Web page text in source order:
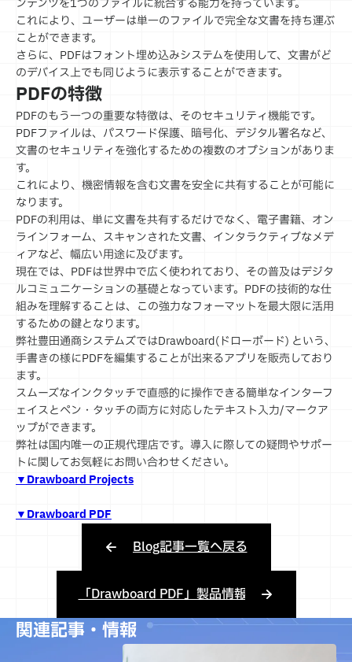
ンテンツを1つのファイルに統合する能力を持っています。
これにより、ユーザーは単一のファイルで完全な文書を持ち運ぶ
ことができます。
さらに、PDFはフォント埋め込みシステムを使用して、文書がど
のデバイス上でも同じように表示することができます。
PDFの特徴
PDFのもう一つの重要な特徴は、そのセキュリティ機能です。
PDFファイルは、パスワード保護、暗号化、デジタル署名など、
文書のセキュリティを強化するための複数のオプションがありま
す。
これにより、機密情報を含む文書を安全に共有することが可能に
なります。
PDFの利用は、単に文書を共有するだけでなく、電子書籍、オン
ラインフォーム、スキャンされた文書、インタラクティブなメデ
ィアなど、幅広い用途に及びます。
現在では、PDFは世界中で広く使われており、その普及はデジタ
ルコミュニケーションの基礎となっています。PDFの技術的な仕
組みを理解することは、この強力なフォーマットを最大限に活用
するための鍵となります。
弊社豊田通商システムズではDrawboard(ドローボード) という、
手書きの様にPDFを編集することが出来るアプリを販売しており
ます。
スムーズなインクタッチで直感的に操作できる簡単なインターフ
ェイスとペン・タッチの両方に対応したテキスト入力/マークア
ップができます。
弊社は国内唯一の正規代理店です。導入に際しての疑問やサポー
トに関してお気軽にお問い合わせください。
▼Drawboard Projects
▼Drawboard PDF
Blog記事一覧へ戻る
「Drawboard PDF」製品情報
関連記事・情報